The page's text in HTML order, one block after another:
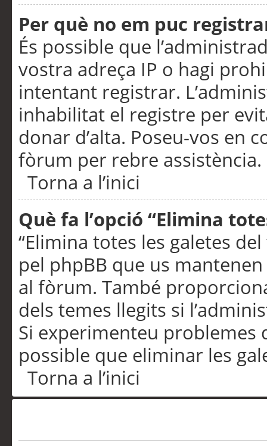
Per què no em puc
És possible que
vostra adreça IP o hagi
intentant registrar.
inhabilitat el registre per
donar d’alta. Poseu-vos en
fòrum per rebre assistència.
Torna a l’inici
Què fa l’opció “Elimina
“Elimina totes les galetes
pel phpBB que us
al fòrum. També
dels temes llegits si
Si experimenteu problemes
possible que eliminar les
Torna a l’inici